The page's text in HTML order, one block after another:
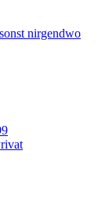
nirgendwo